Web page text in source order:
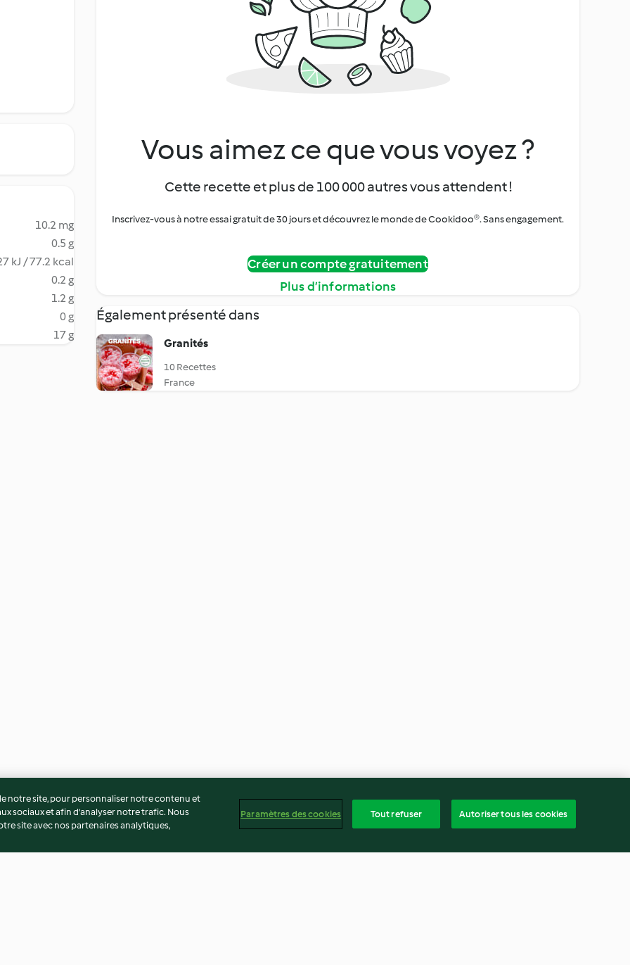
10.2 mg
0.5 g
kJ / 77.2 kcal
0.2 g
1.2 g
0 g
17 g
Vous aimez ce que vous voyez ?
Cette recette et plus de 100 000 autres vous attendent !
Inscrivez-vous à notre essai gratuit de 30 jours et découvrez le monde de Cookidoo®. Sans engagement.
Créer un compte gratuitement
Plus d’informations
Également présenté dans
Granités
10 Recettes
France
notre site, pour personnaliser notre contenu et
sociaux et afin d’analyser notre trafic. Nous
site avec nos partenaires analytiques,
Paramètres des cookies Tout refuser Autoriser tous les cookies